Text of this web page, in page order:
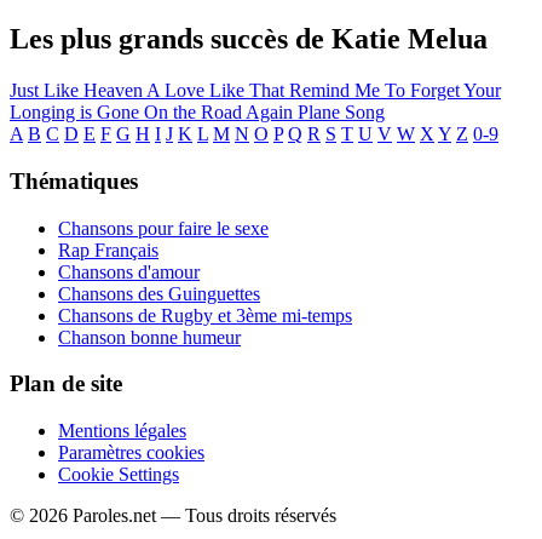
Les plus grands succès de Katie Melua
Just Like Heaven A Love Like That Remind Me To ForgetYour
Longing is Gone On the Road Again Plane Song
A B C D E F G H I J K L M N O P Q R S T U V W X Y Z 0-9
Thématiques
Chansons pour faire le sexe
Rap Français
Chansons d'amour
Chansons des Guinguettes
Chansons de Rugby et 3ème mi-temps
Chanson bonne humeur
Plan de site
Mentions légales
Paramètres cookies
Cookie Settings
© 2026 Paroles.net — Tous droits réservés